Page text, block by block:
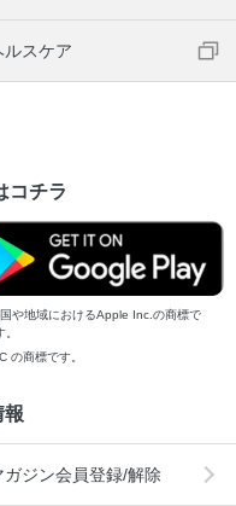
ルスケア
コチラ
や地域におけるApple Inc.の商標で
の商標です。
報
ガジン会員登録/解除